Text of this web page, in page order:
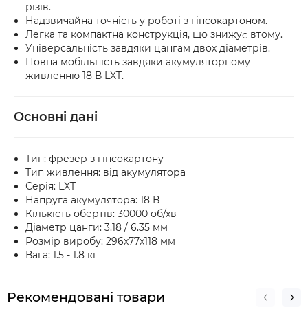
різів.
Надзвичайна точність у роботі з гіпсокартоном.
Легка та компактна конструкція, що знижує втому.
Універсальність завдяки цангам двох діаметрів.
Повна мобільність завдяки акумуляторному
живленню 18 В LXT.
Основні дані
Тип: фрезер з гіпсокартону
Тип живлення: від акумулятора
Серія: LXT
Напруга акумулятора: 18 В
Кількість обертів: 30000 об/хв
Діаметр цанги: 3.18 / 6.35 мм
Розмір виробу: 296х77х118 мм
Вага: 1.5 - 1.8 кг
Рекомендовані товари